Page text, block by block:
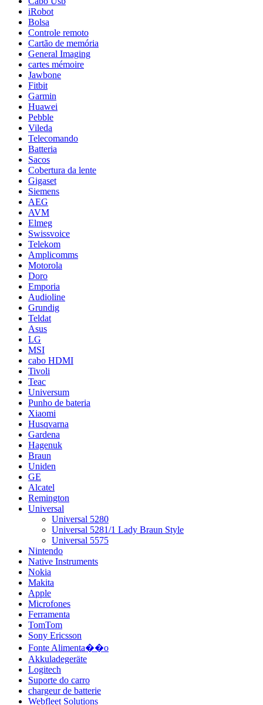
iRobot
Bolsa
Controle remoto
Cartão de memória
General Imaging
cartes mémoire
Jawbone
Fitbit
Garmin
Huawei
Pebble
Vileda
Telecomando
Batteria
Sacos
Cobertura da lente
Gigaset
Siemens
AEG
AVM
Elmeg
Swissvoice
Telekom
Amplicomms
Motorola
Doro
Emporia
Audioline
Grundig
Teldat
Asus
LG
MSI
cabo HDMI
Tivoli
Teac
Universum
Punho de bateria
Xiaomi
Husqvarna
Gardena
Hagenuk
Braun
Uniden
GE
Alcatel
Remington
Universal
Universal 5280
Universal 5281/1 Lady Braun Style
Universal 5575
Nintendo
Native Instruments
Nokia
Makita
Apple
Microfones
Ferramenta
TomTom
Sony Ericsson
Fonte Alimenta��o
Akkuladegeräte
Logitech
Suporte do carro
chargeur de batterie
Webfleet Solutions